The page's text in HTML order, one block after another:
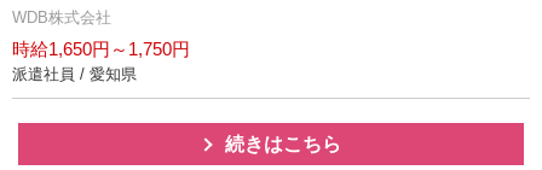
WDB株式会社
時給1,650円～1,750円
派遣社員 / 愛知県
続きはこちら